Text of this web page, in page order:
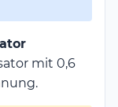
mit 0,6